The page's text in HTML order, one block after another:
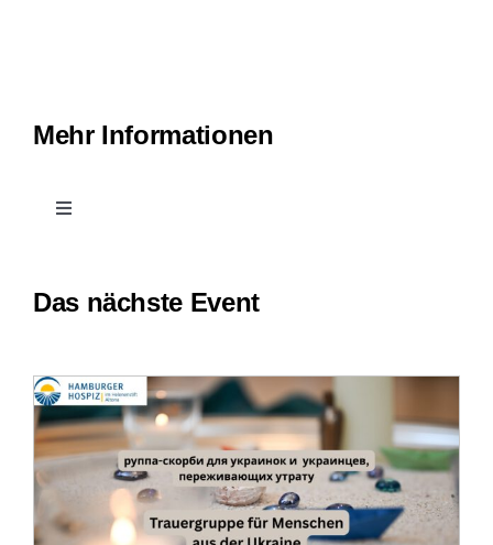
Mehr Informationen
Toggle
Erfahrungsberichte
Downloads
Das nächste Event